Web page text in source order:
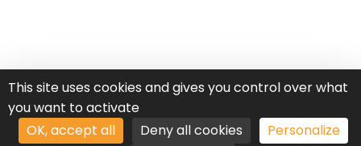
This site uses cookies and gives you control over what
you want to activate
OK, accept all
Deny all cookies
Personalize